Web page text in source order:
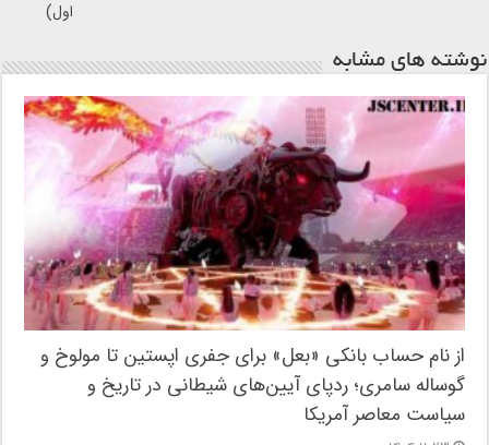
اول)
نوشته های مشابه
از نام حساب بانکی «بعل» برای جفری اپستین تا مولوخ و
گوساله سامری؛ ردپای آیین‌های شیطانی در تاریخ و
سیاست معاصر آمریکا